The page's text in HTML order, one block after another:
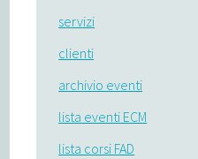
servizi
clienti
archivio eventi
lista eventi ECM
lista corsi FAD